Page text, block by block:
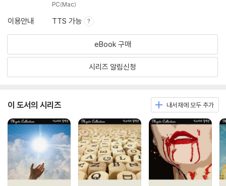
PC(Mac)
이용안내 TTS 가능
eBook 구매
시리즈 알림신청
이 도서의 시리즈 내서재에 모두 추가